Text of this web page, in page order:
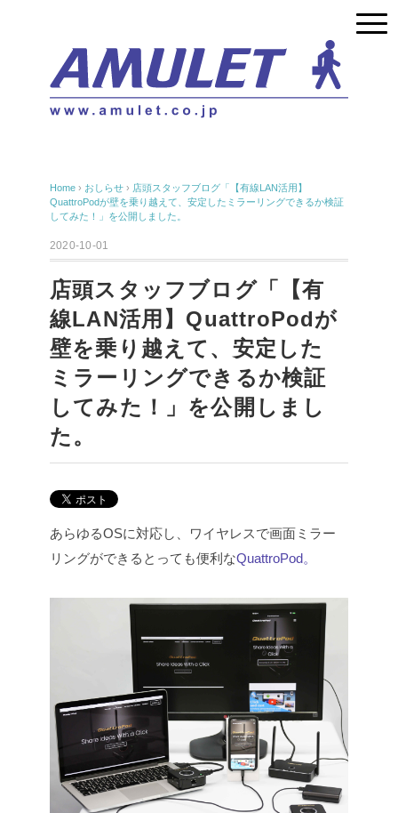
Home › おしらせ › 店頭スタッフブログ「【有線LAN活用】
QuattroPodが壁を乗り越えて、安定したミラーリングできるか検証
してみた！」を公開しました。
2020-10-01
店頭スタッフブログ「【有
線LAN活用】QuattroPodが
壁を乗り越えて、安定した
ミラーリングできるか検証
してみた！」を公開しまし
た。
あらゆるOSに対応し、ワイヤレスで画面ミラー
リングができるとっても便利なQuattroPod。